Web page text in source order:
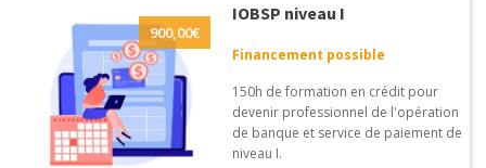
900,00€
IOBSP niveau I
Financement possible
150h de formation en crédit pour
devenir professionnel de l'opération
de banque et service de paiement de
niveau I.